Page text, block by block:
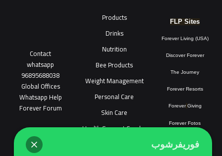
FLP Sites
Forever Living (USA)
Discover Forever
The Journey
Forever Resorts
Forever Giving
Forever Fotos
Products
Drinks
Nutrition
Bee Products
Weight Management
Personal Care
Skin Care
Health Support Combo
Contact
whatsapp
96895688038
Global Offices
Whatsapp Help
Forever Forum
فوريفرشوب